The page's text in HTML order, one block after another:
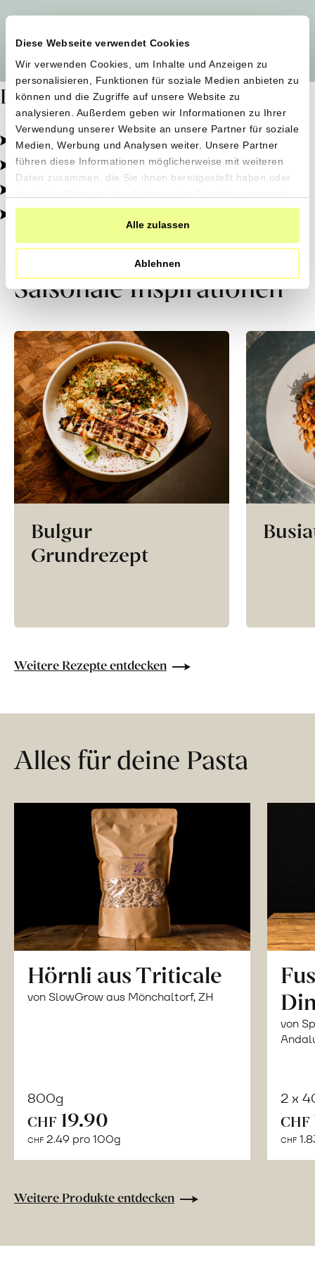
Diese Webseite verwendet Cookies
Wir verwenden Cookies, um Inhalte und Anzeigen zu
personalisieren, Funktionen für soziale Medien anbieten zu
können und die Zugriffe auf unsere Website zu
analysieren. Außerdem geben wir Informationen zu Ihrer
Verwendung unserer Website an unsere Partner für soziale
Medien, Werbung und Analysen weiter. Unsere Partner
führen diese Informationen möglicherweise mit weiteren
Daten zusammen, die Sie ihnen bereitgestellt haben oder
haben.
Alle zulassen
Ablehnen
Dafür stehen wir
Pestizidfrei angebaut, schonend verarbeitet.
Natürliche Zutaten, echter Geschmack.
Von kleinen Höfen, direkt zu dir.
100% transparent, 0% Zusatzstoffe.
Saisonale Inspirationen
Bulgur
Grundrezept
Weitere Rezepte entdecken
Alles für deine Pasta
Hörnli aus Triticale
von SlowGrow aus Mönchaltorf, ZH
800g
CHF 19.90
CHF 2.49 pro 100g
von
2 x
CHF
CHF
Weitere Produkte entdecken